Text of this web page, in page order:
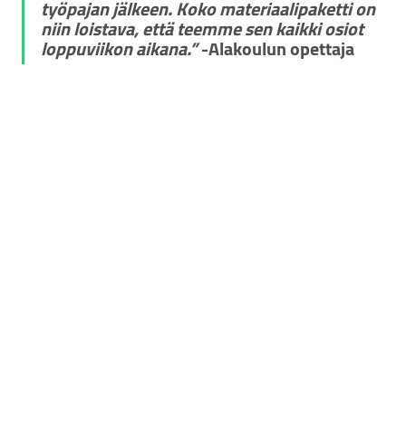
työpajan jälkeen. Koko materiaalipaketti on
niin loistava, että teemme sen kaikki osiot
loppuviikon aikana.” -Alakoulun opettaja